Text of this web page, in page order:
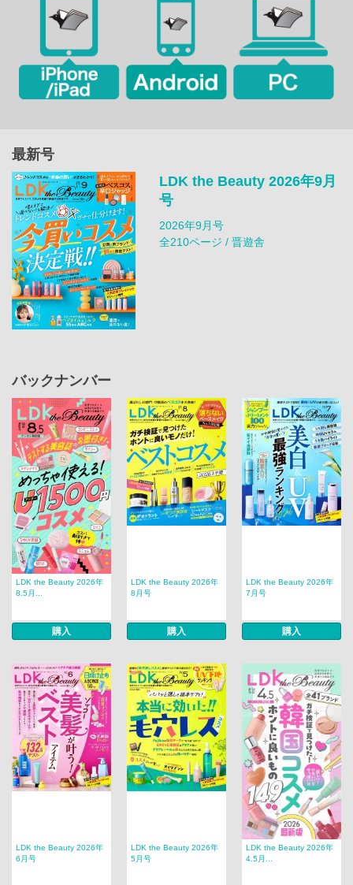
最新号
LDK the Beauty 2026年9月
号
2026年9月号
全210ページ / 晋遊舎
バックナンバー
LDK the Beauty 2026年
8.5月...
購入
LDK the Beauty 2026年
8月号
購入
LDK the Beauty 2026年
7月号
購入
LDK the Beauty 2026年
6月号
LDK the Beauty 2026年
5月号
LDK the Beauty 2026年
4.5月...